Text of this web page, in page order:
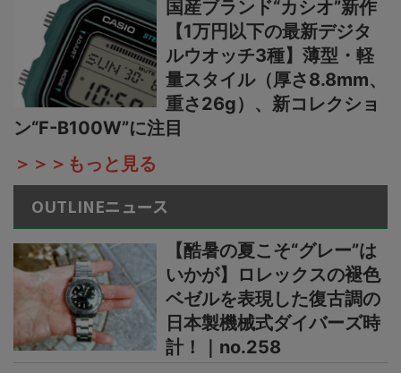
国産ブランド“カシオ”新作
【1万円以下の最新デジタ
ルウオッチ3種】薄型・軽
量スタイル（厚さ8.8mm、
重さ26g）、新コレクショ
ン“F-B100W”に注目
＞＞＞もっと見る
OUTLINEニュース
【酷暑の夏こそ“グレー”は
いかが】ロレックスの褪色
ベゼルを表現した復古調の
日本製機械式ダイバーズ時
計！｜no.258